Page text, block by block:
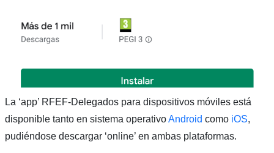
La ‘app’ RFEF-Delegados para dispositivos móviles está
disponible tanto en sistema operativoAndroid como iOS,
pudiéndose descargar ‘online’ en ambas plataformas.